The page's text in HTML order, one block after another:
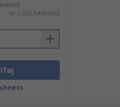
Kr. 1.335,84/enhed